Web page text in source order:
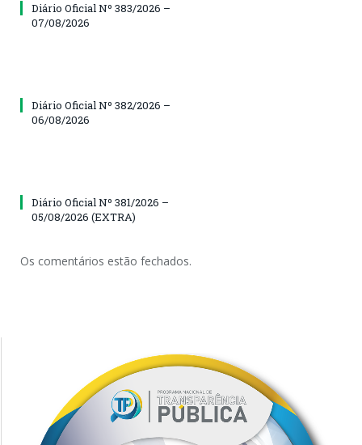
Diário Oficial Nº 383/2026 –
07/08/2026
Diário Oficial Nº 382/2026 –
06/08/2026
Diário Oficial Nº 381/2026 –
05/08/2026 (EXTRA)
Os comentários estão fechados.